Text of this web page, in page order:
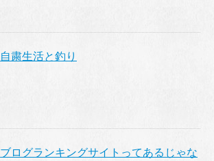
自粛生活と釣り
ブログランキングサイトってあるじゃな